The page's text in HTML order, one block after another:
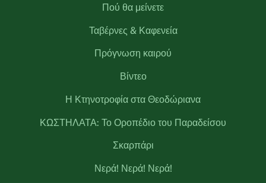
Πού θα μείνετε
Ταβέρνες & Καφενεία
Πρόγνωση καιρού
Βίντεο
Η Κτηνοτροφία στα Θεοδώριανα
ΚΩΣΤΗΛΑΤΑ: Το Οροπέδιο του Παραδείσου
Σκαρπάρι
Νερά! Νερά! Νερά!